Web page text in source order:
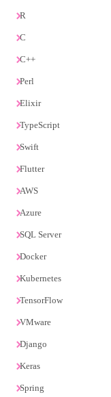
R
C
C++
Perl
Elixir
TypeScript
Swift
Flutter
AWS
Azure
SQL Server
Docker
Kubernetes
TensorFlow
VMware
Django
Keras
Spring